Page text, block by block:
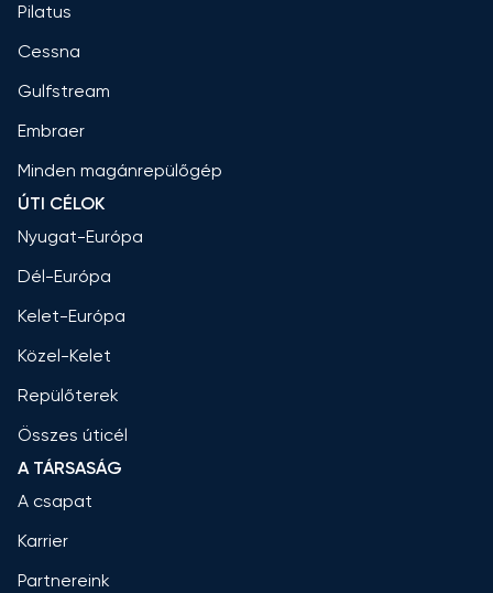
Pilatus
Cessna
Gulfstream
Embraer
Minden magánrepülőgép
ÚTI CÉLOK
Nyugat-Európa
Dél-Európa
Kelet-Európa
Közel-Kelet
Repülőterek
Összes úticél
A TÁRSASÁG
A csapat
Karrier
Partnereink